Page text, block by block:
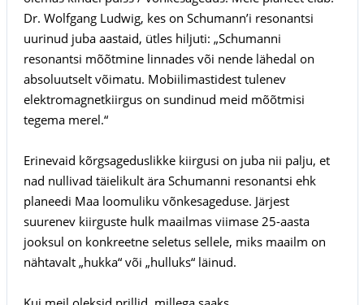
Dr. Wolfgang Ludwig, kes on Schumann’i resonantsi
uurinud juba aastaid, ütles hiljuti: „Schumanni
resonantsi mõõtmine linnades või nende lähedal on
absoluutselt võimatu. Mobiilimastidest tulenev
elektromagnetkiirgus on sundinud meid mõõtmisi
tegema merel.“
Erinevaid kõrgsageduslikke kiirgusi on juba nii palju, et
nad nullivad täielikult ära Schumanni resonantsi ehk
planeedi Maa loomuliku võnkesageduse. Järjest
suurenev kiirguste hulk maailmas viimase 25-aasta
jooksul on konkreetne seletus sellele, miks maailm on
nähtavalt „hukka“ või „hulluks“ läinud.